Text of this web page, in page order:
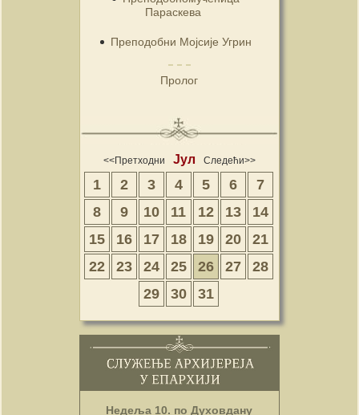
Параскева
Преподобни Мојсије Угрин
Пролог
<<Претходни Јул Следећи>>
1 2 3 4 5 6
7
8
9 10 11 12 13
14
15
16 17 18 19 20
21
22
23 24 25 26 27
28
29
30 31
Недеља 10. по Духовдану